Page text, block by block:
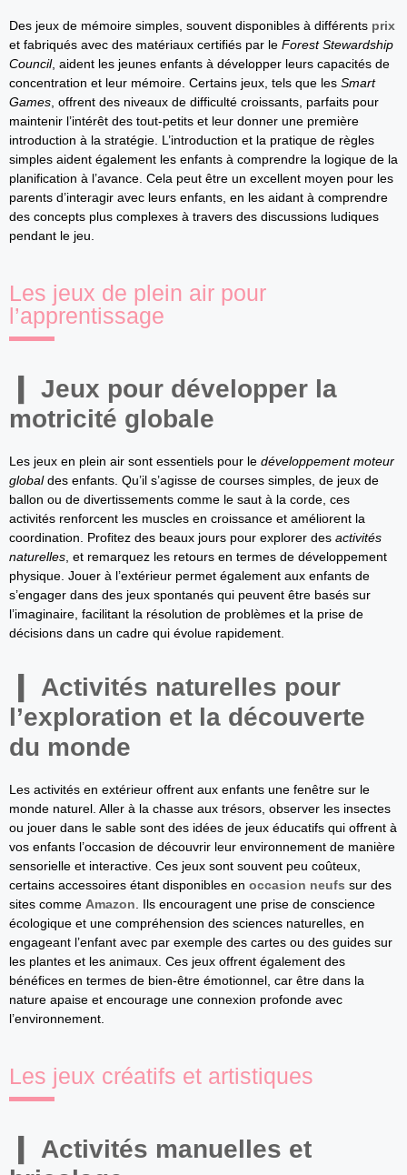
Des jeux de mémoire simples, souvent disponibles à différents prix
et fabriqués avec des matériaux certifiés par le Forest Stewardship
Council, aident les jeunes enfants à développer leurs capacités de
concentration et leur mémoire. Certains jeux, tels que les Smart
Games , offrent des niveaux de difficulté croissants, parfaits pour
maintenir l’intérêt des tout-petits et leur donner une première
introduction à la stratégie. L’introduction et la pratique de règles
simples aident également les enfants à comprendre la logique de la
planification à l’avance. Cela peut être un excellent moyen pour les
parents d’interagir avec leurs enfants, en les aidant à comprendre
des concepts plus complexes à travers des discussions ludiques
pendant le jeu.
Les jeux de plein air pour
l’apprentissage
Jeux pour développer la
motricité globale
Les jeux en plein air sont essentiels pour le développement moteur
globaldes enfants. Qu’il s’agisse de courses simples, de jeux de
ballon ou de divertissements comme le saut à la corde, ces
activités renforcent les muscles en croissance et améliorent la
coordination. Profitez des beaux jours pour explorer des activités
naturelles , et remarquez les retours en termes de développement
physique. Jouer à l’extérieur permet également aux enfants de
s’engager dans des jeux spontanés qui peuvent être basés sur
l’imaginaire, facilitant la résolution de problèmes et la prise de
décisions dans un cadre qui évolue rapidement.
Activités naturelles pour
l’exploration et la découverte
du monde
Les activités en extérieur offrent aux enfants une fenêtre sur le
monde naturel. Aller à la chasse aux trésors, observer les insectes
ou jouer dans le sable sont des idées de jeux éducatifs qui offrent à
vos enfants l’occasion de découvrir leur environnement de manière
sensorielle et interactive. Ces jeux sont souvent peu coûteux,
certains accessoires étant disponibles en occasion neufs sur des
sites comme Amazon . Ils encouragent une prise de conscience
écologique et une compréhension des sciences naturelles, en
engageant l’enfant avec par exemple des cartes ou des guides sur
les plantes et les animaux. Ces jeux offrent également des
bénéfices en termes de bien-être émotionnel, car être dans la
nature apaise et encourage une connexion profonde avec
l’environnement.
Les jeux créatifs et artistiques
Activités manuelles et